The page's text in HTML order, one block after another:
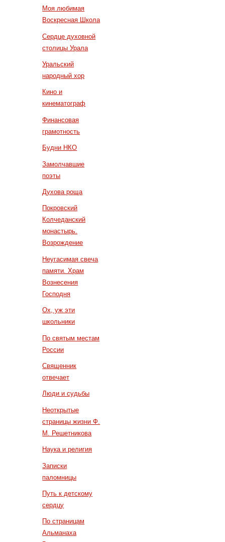
Моя любимая
Воскресная Школа
Сердце духовной
столицы Урала
Уральский
народный хор
Кино и
кинематограф
Финансовая
грамотность
Будни НКО
Замолчавшие
поэты
Духова роща
Покровский
Колчеданский
монастырь.
Возрождение
Неугасимая свеча
памяти. Храм
Вознесения
Господня
Ох, уж эти
школьники
По святым местам
России
Священник
отвечает
Люди и судьбы
Неоткрытые
страницы жизни Ф.
М. Решетникова
Наука и религия
Записки
паломницы
Путь к детскому
сердцу
По страницам
Альманаха